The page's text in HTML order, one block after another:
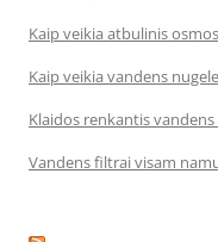
Kaip veikia atbulinis
Kaip veikia vandens
Klaidos renkantis
Vandens filtrai visam